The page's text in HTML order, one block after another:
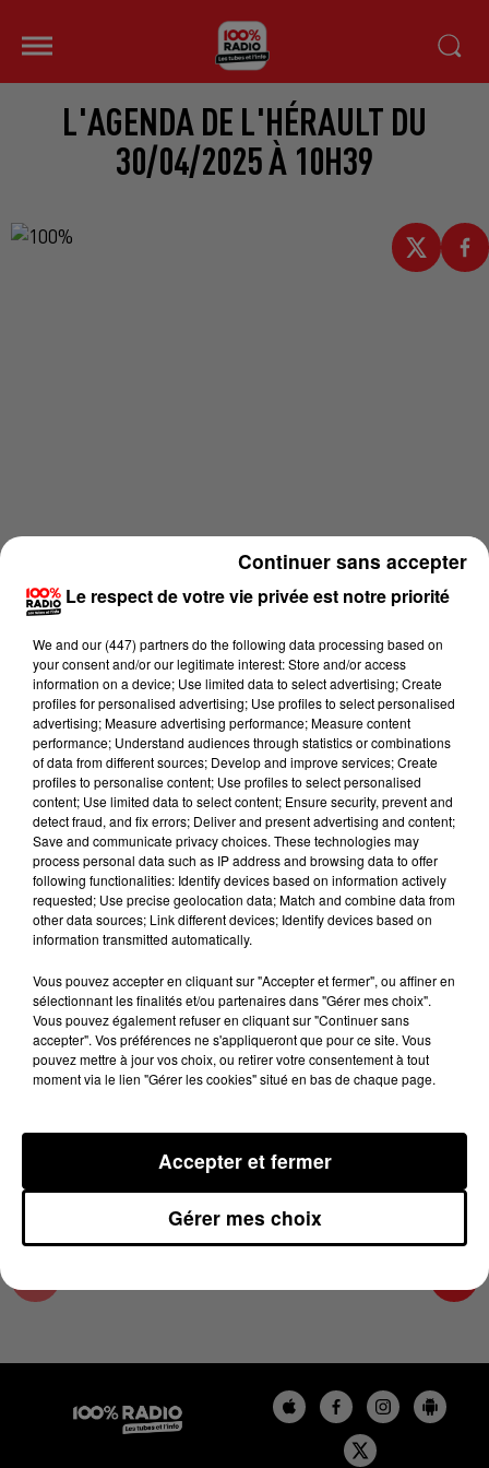
L'AGENDA DE L'HÉRAULT DU
30/04/2025 À 10H39
Lecture (1 min 14 sec)
100%
100% Radio l'agenda de l'Hérault
30 avril 2025 - 1 min 14 sec
L'AGENDA DE L'HÉRAULT DU 30/04/2025 À
10H39
L'AGENDA DE L'HERAULT
Le respect de votre vie privée est notre priorité
We and our (447) partnersdo the following data processing based on
your consent and/or our legitimate interest: Store and/or access
information on a device; Use limited data to select advertising; Create
profiles for personalised advertising; Use profiles to select personalised
advertising; Measure advertising performance; Measure content
performance; Understand audiences through statistics or combinations
of data from different sources; Develop and improve services; Create
profiles to personalise content; Use profiles to select personalised
content; Use limited data to select content; Ensure security, prevent and
detect fraud, and fix errors; Deliver and present advertising and content;
Save and communicate privacy choices. These technologies may
process personal data such as IP address and browsing data to offer
following functionalities: Identify devices based on information actively
requested; Use precise geolocation data; Match and combine data from
other data sources; Link different devices; Identify devices based on
information transmitted automatically.
Vous pouvez accepter en cliquant sur "Accepter et fermer", ou affiner en
sélectionnant les finalités et/ou partenaires dans "Gérer mes choix".
Vous pouvez également refuser en cliquant sur "Continuer sans
accepter". Vos préférences ne s'appliqueront que pour ce site. Vous
pouvez mettre à jour vos choix, ou retirer votre consentement à tout
moment via le lien "Gérer les cookies" situé en bas de chaque page.
Gérer mes choix
Accepter et fermer
Continuer sans accepter